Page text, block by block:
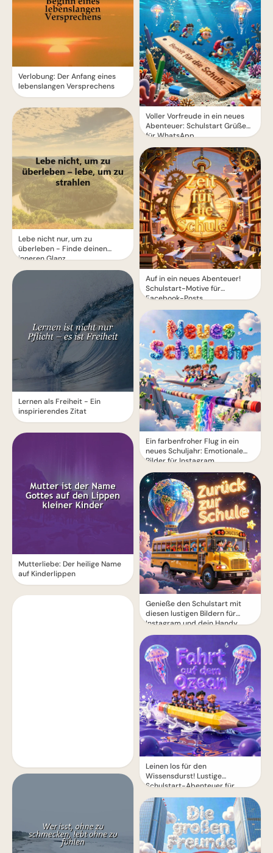
Verlobung: Der Anfang eines
lebenslangen Versprechens
Lebe nicht nur, um zu
überleben - Finde deinen
inneren Glanz
Lernen als Freiheit - Ein
inspirierendes Zitat
Mutterliebe: Der heilige Name
auf Kinderlippen
Voller Vorfreude in ein neues
Abenteuer: Schulstart Grüße
für WhatsApp
Auf in ein neues Abenteuer!
Schulstart-Motive für
Facebook-Posts
Ein farbenfroher Flug in ein
neues Schuljahr: Emotionale
Bilder für Instagram
Genieße den Schulstart mit
diesen lustigen Bildern für
Instagram und dein Handy
Leinen los für den
Wissensdurst! Lustige
Schulstart-Abenteuer für
Instagram.